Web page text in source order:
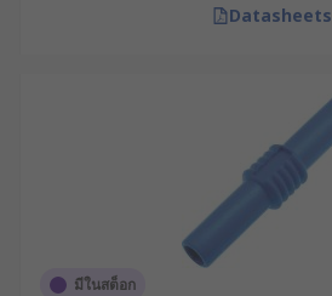
Datasheets
มีในสต็อก